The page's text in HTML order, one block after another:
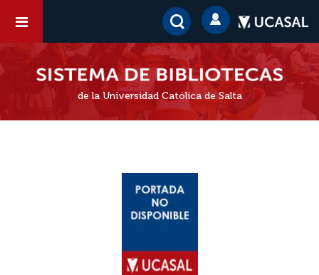
de la Universidad Católica de Salta